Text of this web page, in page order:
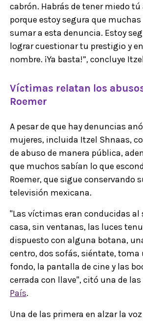
cabrón. Habrás de tener miedo
porque estoy segura que
sumar a esta denuncia. Estoy
lograr cuestionar tu prestigio y
nombre. ¡Ya basta!”, concluye
Víctimas relatan los
Roemer
A pesar de que hay denuncias
mujeres, incluida Itzel Shnaas,
de abuso de manera pública,
que muchos sabían lo que
Roemer, que sigue conservando
televisión mexicana.
"Las víctimas eran conducidas al
casa, sin ventanas, las luces
dispuesto con alguna botana,
centro, dos sofás, siéntate, toma
fondo, la pantalla de cine y las
cerrada con llave", citó una de
País.
Una de las primera en alzar la